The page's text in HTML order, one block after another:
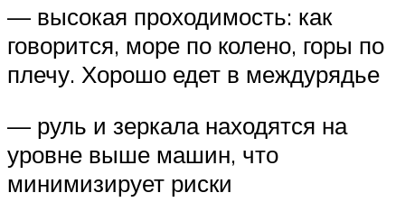
— высокая проходимость: как
говорится, море по колено, горы по
плечу. Хорошо едет в междурядье
— руль и зеркала находятся на
уровне выше машин, что
минимизирует риски